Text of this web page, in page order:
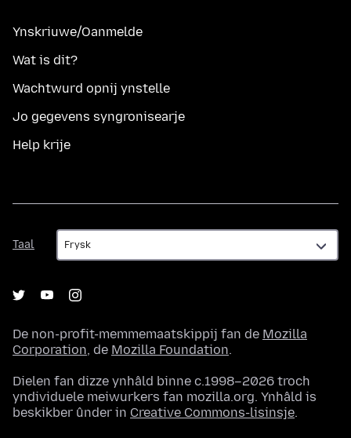
Ynskriuwe/Oanmelde
Wat is dit?
Wachtwurd opnij ynstelle
Jo gegevens syngronisearje
Help krije
Taal
Taal
De non-profit-memmemaatskippij fan de Mozilla
Corporation, de Mozilla Foundation.
Dielen fan dizze ynhâld binne c.1998–2026 troch
yndividuele meiwurkers fan mozilla.org. Ynhâld is
beskikber ûnder in Creative Commons-lisinsje.